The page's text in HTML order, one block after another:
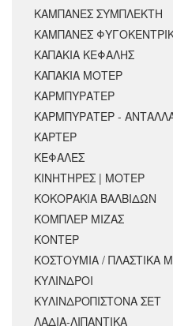
ΚΑΜΠΑΝΕΣ ΣΥΜΠΛΕΚΤΗ
ΚΑΜΠΑΝΕΣ
ΚΑΠΑΚΙΑ ΚΕΦΑΛΗΣ
ΚΑΠΑΚΙΑ ΜΟΤΕΡ
ΚΑΡΜΠΥΡΑΤΕΡ
ΚΑΡΜΠΥΡΑΤΕΡ -
ΚΑΡΤΕΡ
ΚΕΦΑΛΕΣ
ΚΙΝΗΤΗΡΕΣ | ΜΟΤΕΡ
ΚΟΚΟΡΑΚΙΑ ΒΑΛΒΙΔΩΝ
ΚΟΜΠΛΕΡ ΜΙΖΑΣ
ΚΟΝΤΕΡ
ΚΟΣΤΟΥΜΙΑ / ΠΛΑΣΤΙΚΑ
ΚΥΛΙΝΔΡΟΙ
ΚΥΛΙΝΔΡΟΠΙΣΤΟΝΑ ΣΕΤ
ΛΑΔΙΑ-ΛΙΠΑΝΤΙΚΑ